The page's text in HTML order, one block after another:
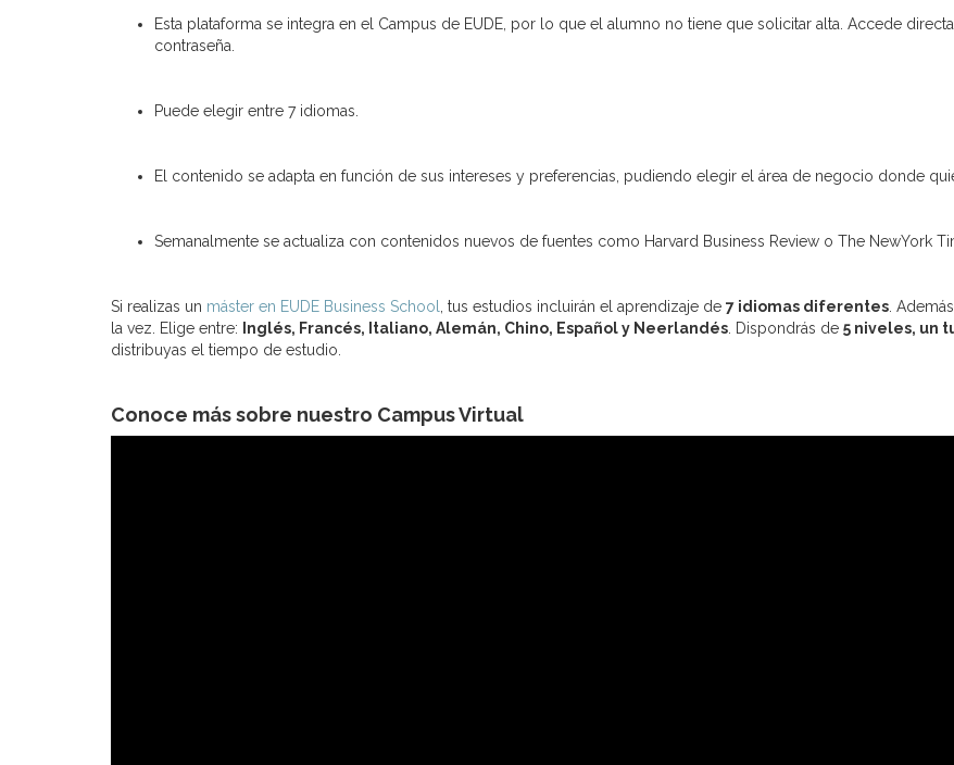
Esta plataforma se integra en el Campus de EUDE, por lo que el alumno no tiene que solicitar alta. Accede
contraseña.
Puede elegir entre 7 idiomas.
El contenido se adapta en función de sus intereses y preferencias, pudiendo elegir el área de negocio donde
Semanalmente se actualiza con contenidos nuevos de fuentes como Harvard Business Review o The NewYork
Si realizas un máster en EUDE Business School , tus estudios incluirán el aprendizaje de 7 idiomas diferentes .
la vez. Elige entre:
Inglés, Francés, Italiano, Alemán, Chino, Español y Neerlandés . Dispondrás de 5 niveles, un
distribuyas el tiempo de estudio.
Conoce más sobre nuestro Campus Virtual